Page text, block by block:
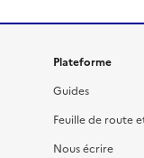
Plateforme
Guides
Feuille de route
Nous écrire